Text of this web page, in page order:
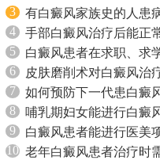
3
有白癜风家族史的人患
4
手部白癜风治疗后能正
5
白癜风患者在求职、求
6
皮肤磨削术对白癜风治
7
如何预防下一代患白癜
8
哺乳期妇女能进行白癜
9
白癜风患者能进行医美
10 老年白癜风患者治疗时